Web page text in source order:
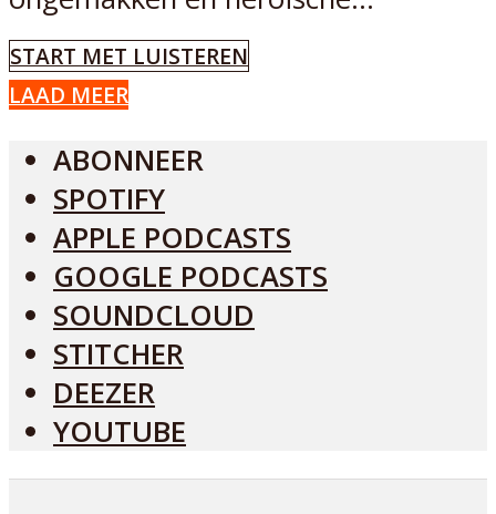
START MET LUISTEREN
LAAD MEER
ABONNEER
SPOTIFY
APPLE PODCASTS
GOOGLE PODCASTS
SOUNDCLOUD
STITCHER
DEEZER
YOUTUBE